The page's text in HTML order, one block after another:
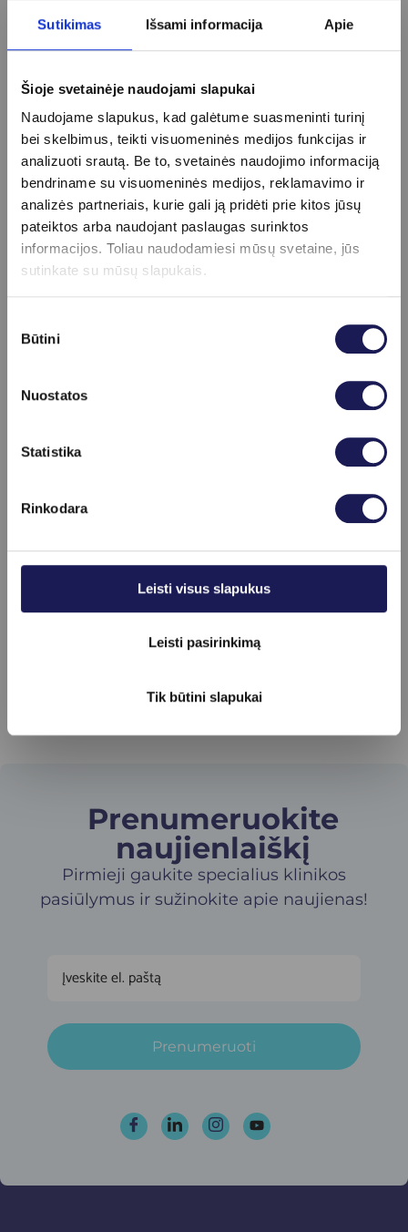
Sutikimas Išsami informacija Apie
Šioje svetainėje naudojami slapukai
Naudojame slapukus, kad galėtume suasmeninti turinį
bei skelbimus, teikti visuomeninės medijos funkcijas ir
analizuoti srautą. Be to, svetainės naudojimo informaciją
bendriname su visuomeninės medijos, reklamavimo ir
analizės partneriais, kurie gali ją pridėti prie kitos jūsų
pateiktos arba naudojant paslaugas surinktos
informacijos. Toliau naudodamiesi mūsų svetaine, jūs
sutinkate su mūsų slapukais.
pasirinkimas
Būtini
Nuostatos
Statistika
Rinkodara
Leisti visus slapukus
Leisti pasirinkimą
Tik būtini slapukai
Kaip pasiruošti encefalografijos tyrimui?
2026-02-13
Prenumeruokite
naujienlaiškį​
Pirmieji gaukite specialius klinikos
pasiūlymus ir sužinokite apie naujienas!
Prenumeruoti